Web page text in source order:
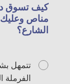
كيف تسوق
مناص
الشارع؟
تتمهل
الفرملة